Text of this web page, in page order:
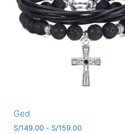
Ged
S/149.00 - S/159.00